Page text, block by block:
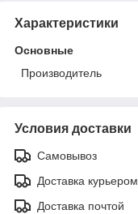
Характеристики
Основные
Производитель
Условия доставки
Самовывоз
Доставка курьером
Доставка почтой